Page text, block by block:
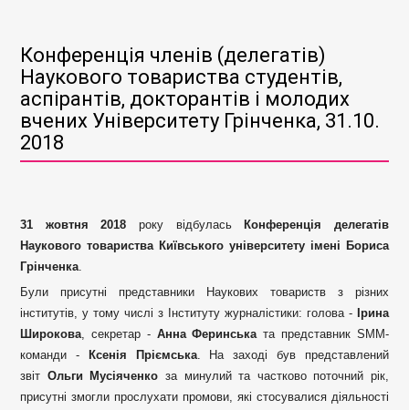
Конференція членів (делегатів)
Наукового товариства студентів,
аспірантів, докторантів і молодих
вчених Університету Грінченка, 31.10.
2018
31 жовтня 2018 року відбулась
Конференція делегатів
Наукового товариства Київського університету імені Бориса
Грінченка.
Були присутні представники Наукових товариств з різних
інститутів, у тому числі з Інституту журналістики: голова - Ірина
Широкова, секретар - Анна Феринськата представник SMM-
команди -
Ксенія Пріємська. На заході був представлений
звіт Ольги Мусіяченко за минулий та частково поточний рік,
присутні змогли прослухати промови, які стосувалися діяльності